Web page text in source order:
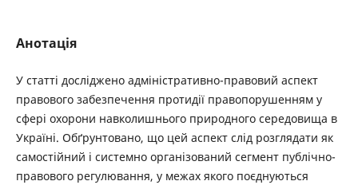
Анотація
У статті досліджено адміністративно-правовий аспект
правового забезпечення протидії правопорушенням у
сфері охорони навколишнього природного середовища в
Україні. Обґрунтовано, що цей аспект слід розглядати як
самостійний і системно організований сегмент публічно-
правового регулювання, у межах якого поєднуються